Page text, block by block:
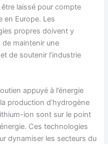
laissé pour compte
en Europe. Les
propres doivent y
maintenir une
de soutenir l’industrie
appuyé à l’énergie
production d’hydrogène
ion sont sur le point
Ces technologies
dynamiser les secteurs du